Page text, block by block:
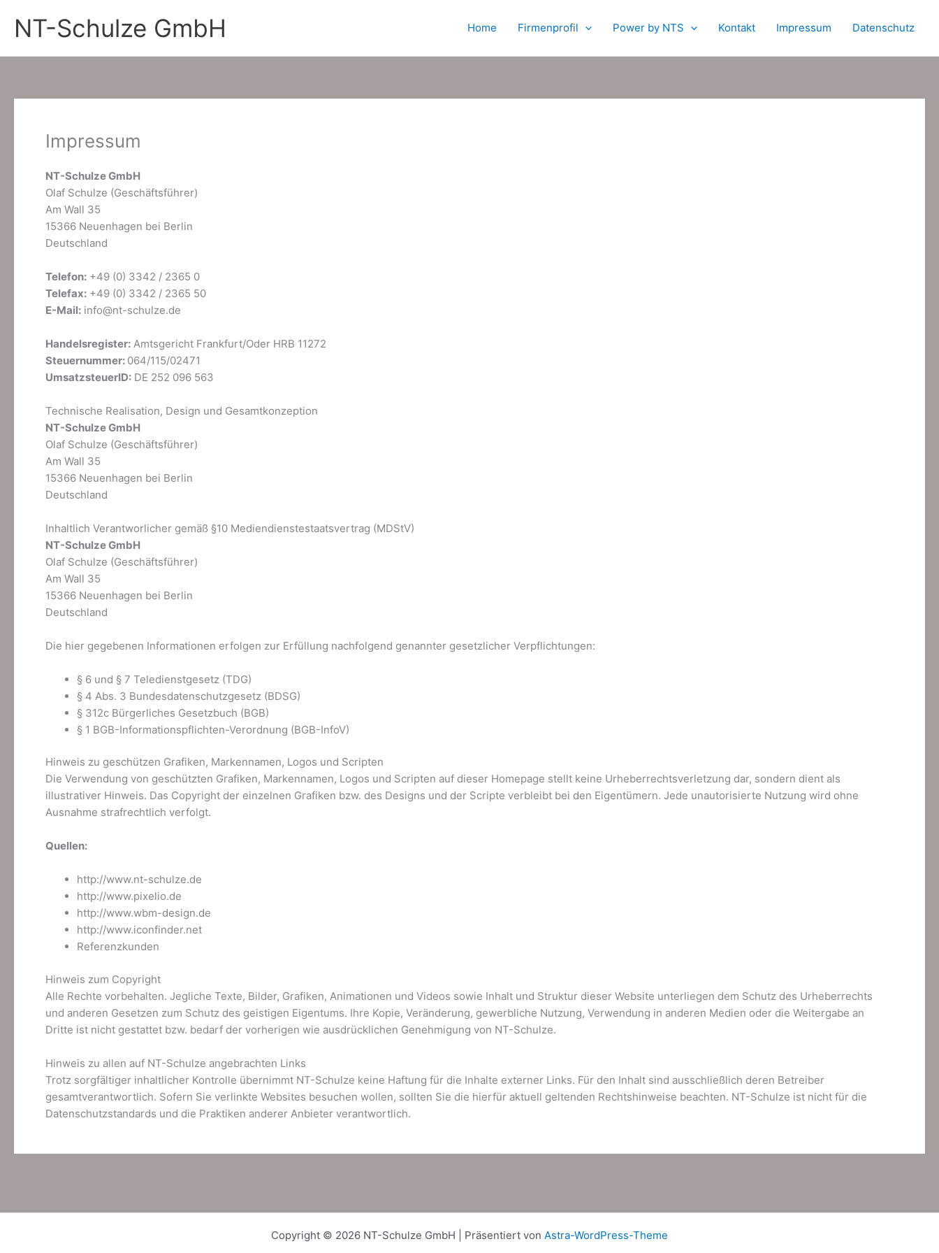
Inhalt
springen
NT-Schulze GmbH Home Firmenprofil Power by NTS Kontakt Impressum Datenschutz
Impressum
NT-Schulze GmbH
Olaf Schulze (Geschäftsführer)
Am Wall 35
15366 Neuenhagen bei Berlin
Deutschland
Telefon: +49 (0) 3342 / 2365 0
Telefax: +49 (0) 3342 / 2365 50
E-Mail: info@nt-schulze.de
Handelsregister: Amtsgericht Frankfurt/Oder HRB 11272
Steuernummer: 064/115/02471
UmsatzsteuerID: DE 252 096 563
Technische Realisation, Design und Gesamtkonzeption
NT-Schulze GmbH
Olaf Schulze (Geschäftsführer)
Am Wall 35
15366 Neuenhagen bei Berlin
Deutschland
Inhaltlich Verantworlicher gemäß §10 Mediendienstestaatsvertrag (MDStV)
NT-Schulze GmbH
Olaf Schulze (Geschäftsführer)
Am Wall 35
15366 Neuenhagen bei Berlin
Deutschland
Die hier gegebenen Informationen erfolgen zur Erfüllung nachfolgend genannter gesetzlicher Verpflichtungen:
§ 6 und § 7 Teledienstgesetz (TDG)
§ 4 Abs. 3 Bundesdatenschutzgesetz (BDSG)
§ 312c Bürgerliches Gesetzbuch (BGB)
§ 1 BGB-Informationspflichten-Verordnung (BGB-InfoV)
Hinweis zu geschützen Grafiken, Markennamen, Logos und Scripten
Die Verwendung von geschützten Grafiken, Markennamen, Logos und Scripten auf dieser Homepage stellt keine Urheberrechtsverletzung dar, sondern dient als
illustrativer Hinweis. Das Copyright der einzelnen Grafiken bzw. des Designs und der Scripte verbleibt bei den Eigentümern. Jede unautorisierte Nutzung wird ohne
Ausnahme strafrechtlich verfolgt.
Quellen:
http://www.nt-schulze.de
http://www.pixelio.de
http://www.wbm-design.de
http://www.iconfinder.net
Referenzkunden
Hinweis zum Copyright
Alle Rechte vorbehalten. Jegliche Texte, Bilder, Grafiken, Animationen und Videos sowie Inhalt und Struktur dieser Website unterliegen dem Schutz des Urheberrechts
und anderen Gesetzen zum Schutz des geistigen Eigentums. Ihre Kopie, Veränderung, gewerbliche Nutzung, Verwendung in anderen Medien oder die Weitergabe an
Dritte ist nicht gestattet bzw. bedarf der vorherigen wie ausdrücklichen Genehmigung von NT-Schulze.
Hinweis zu allen auf NT-Schulze angebrachten Links
Trotz sorgfältiger inhaltlicher Kontrolle übernimmt NT-Schulze keine Haftung für die Inhalte externer Links. Für den Inhalt sind ausschließlich deren Betreiber
gesamtverantwortlich. Sofern Sie verlinkte Websites besuchen wollen, sollten Sie die hierfür aktuell geltenden Rechtshinweise beachten. NT-Schulze ist nicht für die
Datenschutzstandards und die Praktiken anderer Anbieter verantwortlich.
Copyright © 2026 NT-Schulze GmbH | Präsentiert von Astra-WordPress-Theme